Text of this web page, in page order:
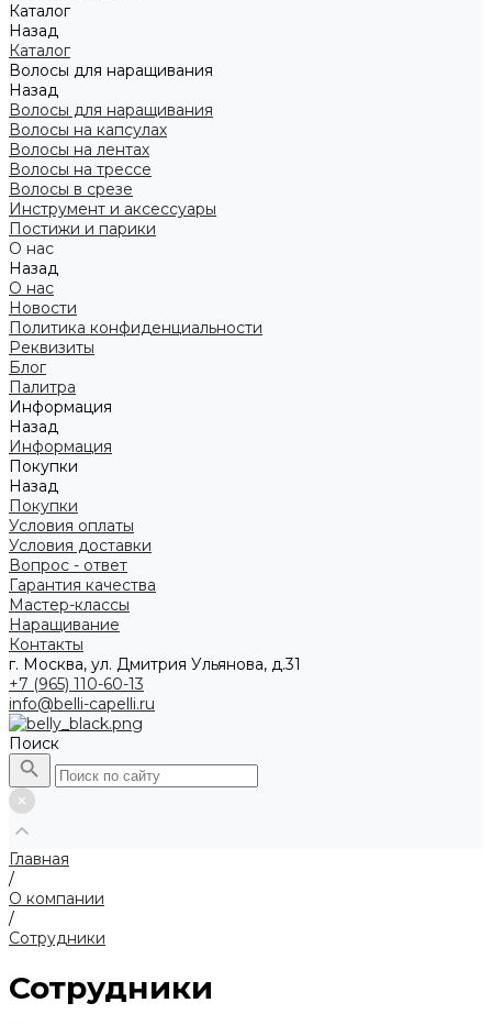
Каталог
Назад
Каталог
Волосы для наращивания
Назад
Волосы для наращивания
Волосы на капсулах
Волосы на лентах
Волосы на трессе
Волосы в срезе
Инструмент и аксессуары
Постижи и парики
О нас
Назад
О нас
Новости
Политика конфиденциальности
Реквизиты
Блог
Палитра
Информация
Назад
Информация
Покупки
Назад
Покупки
Условия оплаты
Условия доставки
Вопрос - ответ
Гарантия качества
Мастер-классы
Наращивание
Контакты
г. Москва, ул. Дмитрия Ульянова, д.31
+7 (965) 110-60-13
info@belli-capelli.ru
Поиск
Главная
/
О компании
/
Сотрудники
Сотрудники